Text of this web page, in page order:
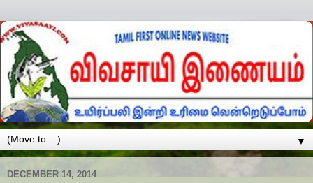
▼
DECEMBER 14, 2014